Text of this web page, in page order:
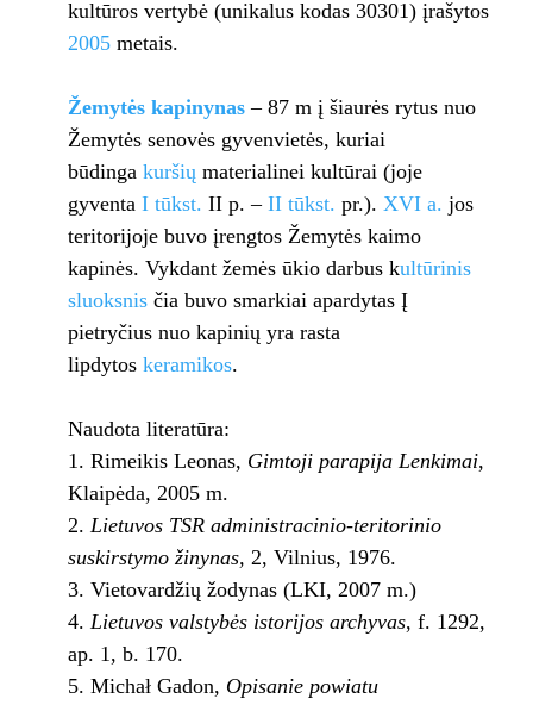
kultūros vertybė (unikalus kodas 30301) įrašytos
2005metais.
Žemytės kapinynas– 87 m į šiaurės rytus nuo
Žemytės senovės gyvenvietės, kuriai
būdinga kuršiųmaterialinei kultūrai (joje
gyventa I tūkst. II p. – II tūkst. pr.). XVI a. jos
teritorijoje buvo įrengtos Žemytės kaimo
kapinės. Vykdant žemės ūkio darbus kultūrinis
sluoksnisčia buvo smarkiai apardytas Į
pietryčius nuo kapinių yra rasta
lipdytos keramikos.
Naudota literatūra:
Rimeikis Leonas, Gimtoji parapija Lenkimai,
Klaipėda, 2005 m.
Lietuvos TSR administracinio-teritorinio
suskirstymo žinynas, 2, Vilnius, 1976.
Vietovardžių žodynas (LKI, 2007 m.)
Lietuvos valstybės istorijos archyvas, f. 1292,
ap. 1, b. 170.
Michał Gadon, Opisanie powiatu